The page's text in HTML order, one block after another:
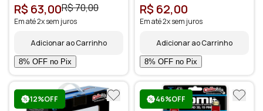
R$ 63,00R$ 70,00
Em até 2x sem juros
Adicionar ao Carrinho
R$ 62,00
Em até 2x sem juros
Adicionar ao Carrinho
12%OFF 46%OFF